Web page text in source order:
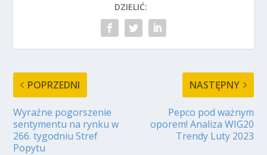
DZIELIĆ:
POPRZEDNI
Wyraźne pogorszenie
sentymentu na rynku w
266. tygodniu Stref
Popytu
NASTĘPNY
Pepco pod ważnym
oporem! Analiza WIG20
Trendy Luty 2023